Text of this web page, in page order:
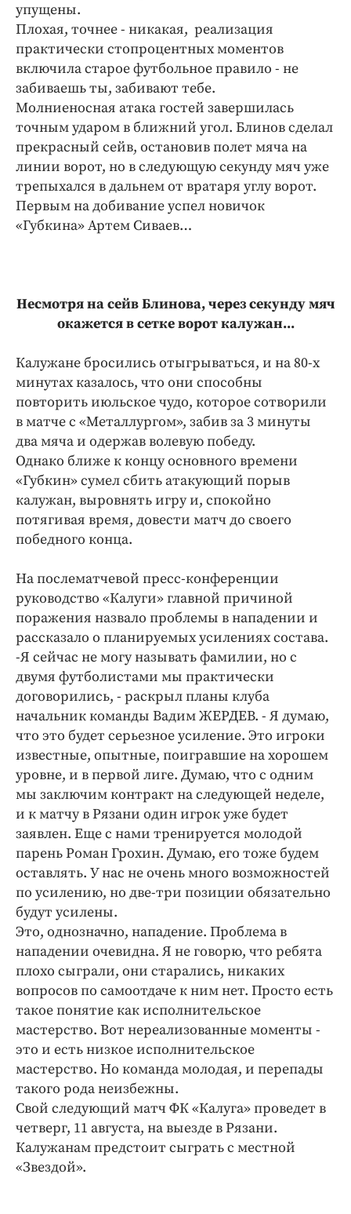
упущены.
Плохая, точнее - никакая, реализация
практически стопроцентных моментов
включила старое футбольное правило - не
забиваешь ты, забивают тебе.
Молниеносная атака гостей завершилась
точным ударом в ближний угол. Блинов сделал
прекрасный сейв, остановив полет мяча на
линии ворот, но в следующую секунду мяч уже
трепыхался в дальнем от вратаря углу ворот.
Первым на добивание успел новичок
«Губкина» Артем Сиваев…
Несмотря на сейв Блинова, через секунду мяч
окажется в сетке ворот калужан...
Калужане бросились отыгрываться, и на 80-х
минутах казалось, что они способны
повторить июльское чудо, которое сотворили
в матче с «Металлургом», забив за 3 минуты
два мяча и одержав волевую победу.
Однако ближе к концу основного времени
«Губкин» сумел сбить атакующий порыв
калужан, выровнять игру и, спокойно
потягивая время, довести матч до своего
победного конца.
На послематчевой пресс-конференции
руководство «Калуги» главной причиной
поражения назвало проблемы в нападении и
рассказало о планируемых усилениях состава.
-Я сейчас не могу называть фамилии, но с
двумя футболистами мы практически
договорились, - раскрыл планы клуба
начальник команды Вадим ЖЕРДЕВ. - Я думаю,
что это будет серьезное усиление. Это игроки
известные, опытные, поигравшие на хорошем
уровне, и в первой лиге. Думаю, что с одним
мы заключим контракт на следующей неделе,
и к матчу в Рязани один игрок уже будет
заявлен. Еще с нами тренируется молодой
парень Роман Грохин. Думаю, его тоже будем
оставлять. У нас не очень много возможностей
по усилению, но две-три позиции обязательно
будут усилены.
Это, однозначно, нападение. Проблема в
нападении очевидна. Я не говорю, что ребята
плохо сыграли, они старались, никаких
вопросов по самоотдаче к ним нет. Просто есть
такое понятие как исполнительское
мастерство. Вот нереализованные моменты -
это и есть низкое исполнительское
мастерство. Но команда молодая, и перепады
такого рода неизбежны.
Свой следующий матч ФК «Калуга» проведет в
четверг, 11 августа, на выезде в Рязани.
Калужанам предстоит сыграть с местной
«Звездой».